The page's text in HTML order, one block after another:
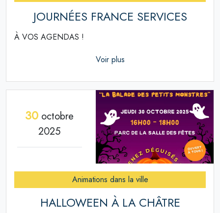
JOURNÉES FRANCE SERVICES
À VOS AGENDAS !
Voir plus
30 octobre
2025
Animations dans la ville
HALLOWEEN À LA CHÂTRE